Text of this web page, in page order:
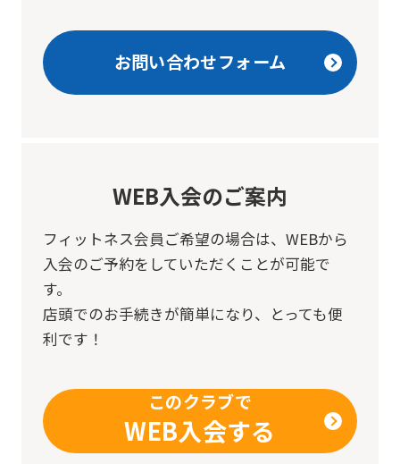
お問い合わせフォーム
WEB入会のご案内
フィットネス会員ご希望の場合は、 WEBから
入会のご予約をしていただくことが可能で
す。
店頭でのお手続きが簡単になり、とっても便
利です！
このクラブで
WEB入会する
Automatic